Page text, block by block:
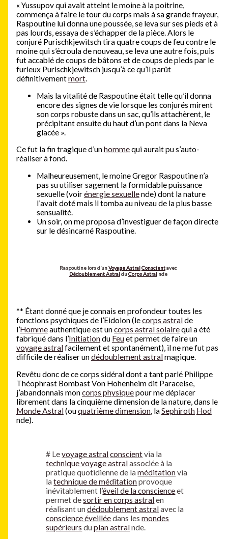
« Yussupov qui avait atteint le moine à la poitrine,
commença à faire le tour du corps mais à sa grande frayeur,
Raspoutine lui donna une poussée, se leva sur ses pieds et à
pas lourds, essaya de s’échapper de la pièce. Alors le
conjuré Purischkjewitsch tira quatre coups de feu contre le
moine qui s’écroula de nouveau, se leva une autre fois, puis
fut accablé de coups de bâtons et de coups de pieds par le
furieux Purischkjewitsch jusqu’à ce qu’il parût
définitivementmort.
Mais la vitalité de Raspoutine était telle qu’il donna
encore des signes de vie lorsque les conjurés mirent
son corps robuste dans un sac, qu’ils attachèrent, le
précipitant ensuite du haut d’un pont dans la Neva
glacée ».
Ce fut la fin tragique d’unhommequi aurait pu s’auto-
réaliser à fond.
Malheureusement, le moine Gregor Raspoutine n’a
pas su utiliser sagement la formidable puissance
sexuelle (voirénergie sexuellende) dont la nature
l’avait doté mais il tomba au niveau de la plus basse
sensualité.
Un soir, on me proposa d’investiguer de façon directe
sur le désincarné Raspoutine.
Raspoutine lors d’unVoyage AstralConscientavec
Dédoublement AstralduCorps Astralnde
** Étant donné que je connais en profondeur toutes les
fonctions psychiques de l’Eidolon (lecorps astralde
l’Hommeauthentique est uncorps astral solairequi a été
fabriqué dans l’Initiationdu Feuet permet de faire un
voyage astralfacilement et spontanément), il ne me fut pas
difficile de réaliser undédoublement astralmagique.
Revêtu donc de ce corps sidéral dont a tant parlé Philippe
Théophrast Bombast Von Hohenheim dit Paracelse,
j’abandonnais moncorps physiquepour me déplacer
librement dans la cinquième dimension de la nature, dans le
Monde Astral(ouquatrième dimension, laSephiroth Hod
nde).
# Levoyage astralconscientvia la
technique voyage astralassociée à la
pratique quotidienne de laméditationvia
latechnique de méditationprovoque
inévitablement l’éveil de la conscienceet
permet desortir en corps astralen
réalisant undédoublement astralavec la
conscience éveilléedans lesmondes
supérieurs duplan astralnde.